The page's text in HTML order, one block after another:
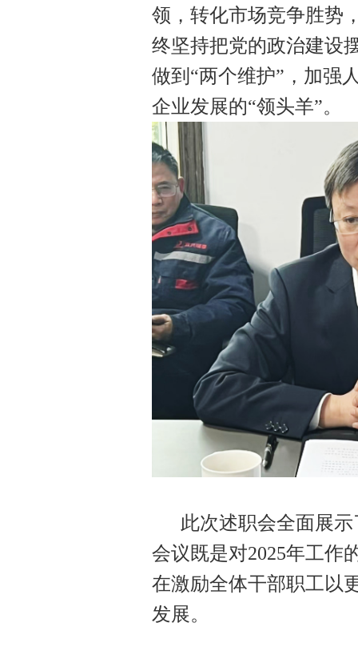
领，转化市场竞争胜势
终坚持把党的政治建设
做到“两个维护”，加强
企业发展的“领头羊”。
此次述职会全面展示
会议既是对2025年工作
在激励全体干部职工以
发展。